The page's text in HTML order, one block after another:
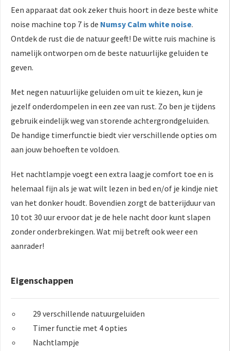
Een apparaat dat ook zeker thuis hoort in deze beste white
noise machine top 7 is de Numsy Calm white noise.
Ontdek de rust die de natuur geeft! De witte ruis machine is
namelijk ontworpen om de beste natuurlijke geluiden te
geven.
Met negen natuurlijke geluiden om uit te kiezen, kun je
jezelf onderdompelen in een zee van rust. Zo ben je tijdens
gebruik eindelijk weg van storende achtergrondgeluiden.
De handige timerfunctie biedt vier verschillende opties om
aan jouw behoeften te voldoen.
Het nachtlampje voegt een extra laagje comfort toe en is
helemaal fijn als je wat wilt lezen in bed en/of je kindje niet
van het donker houdt. Bovendien zorgt de batterijduur van
10 tot 30 uur ervoor dat je de hele nacht door kunt slapen
zonder onderbrekingen. Wat mij betreft ook weer een
aanrader!
Eigenschappen
29 verschillende natuurgeluiden
Timer functie met 4 opties
Nachtlampje